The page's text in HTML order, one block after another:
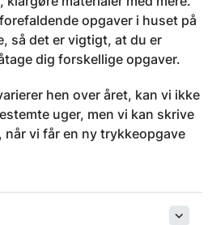
opgaver i huset på
så det er vigtigt, at du er
dig forskellige opgaver.
hen over året, kan vi ikke
uger, men vi kan skrive
vi får en ny trykkeopgave